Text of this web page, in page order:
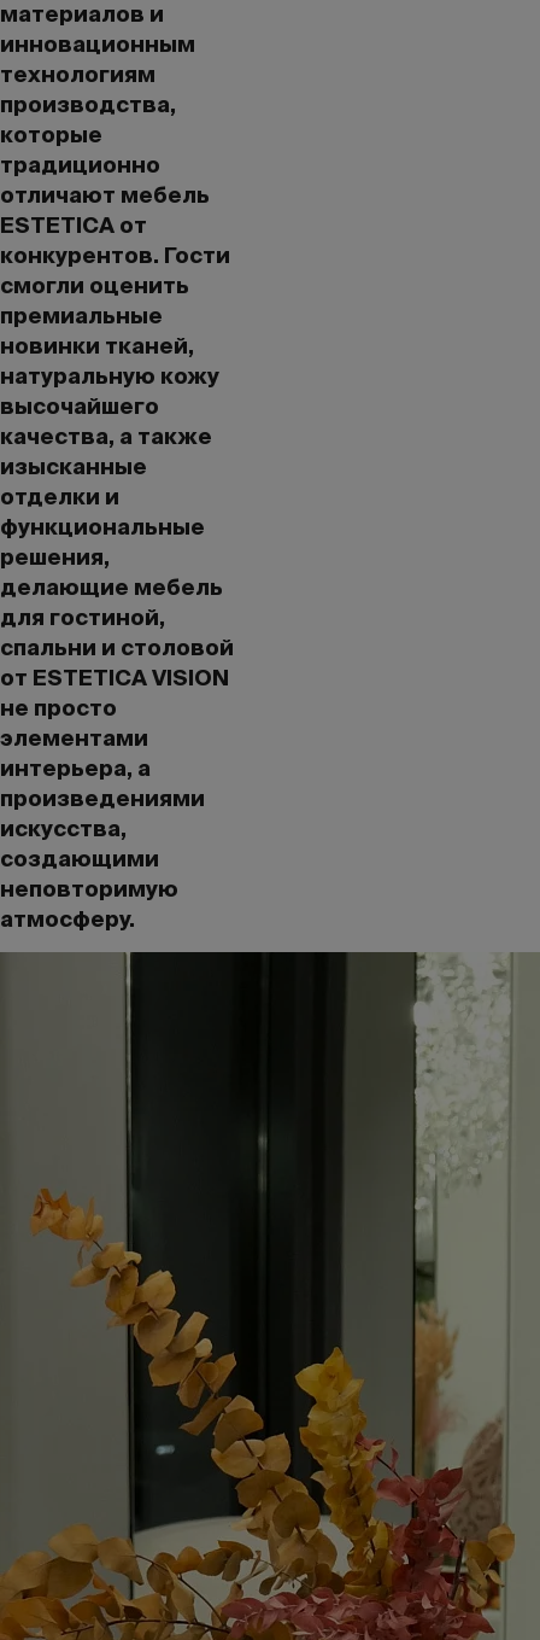
материалов и
инновационным
технологиям
производства,
которые
традиционно
отличают мебель
ESTETICA от
конкурентов. Гости
смогли оценить
премиальные
новинки тканей,
натуральную кожу
высочайшего
качества, а также
изысканные
отделки и
функциональные
решения,
делающие мебель
для гостиной,
спальни и столовой
от ESTETICA VISION
не просто
элементами
интерьера, а
произведениями
искусства,
создающими
неповторимую
атмосферу.